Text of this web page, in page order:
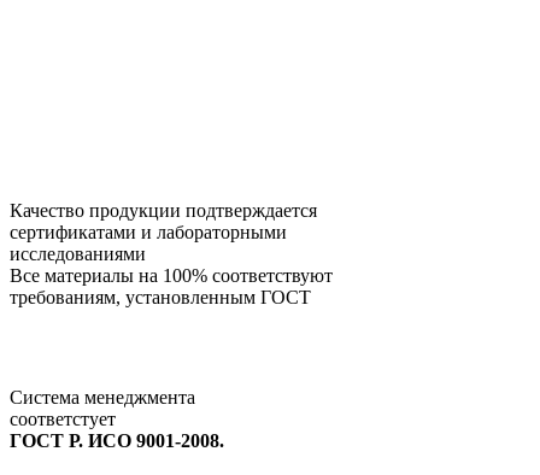
Качество продукции подтверждается
сертификатами и лабораторными
исследованиями
Все материалы на 100% соответствуют
требованиям, установленным ГОСТ
Система менеджмента
соответстует
ГОСТ Р. ИСО 9001-2008.